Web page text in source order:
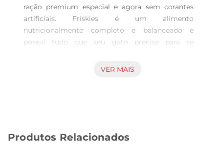
ração premium especial e agora sem corantes
artificiais. Friskies é um alimento
nutricionalmente completo e balanceado e
possui tudo que seu gato precisa para se
com sua imaginação para que ele tenha nutrição,
alta qualidade, que ajudam a manter os músculos
VER MAIS
Produtos Relacionados